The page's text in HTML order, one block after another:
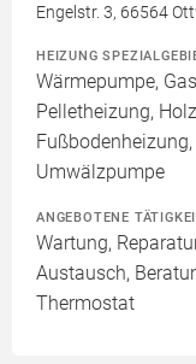
Engelstr. 3, 66564
HEIZUNG
Wärmepumpe,
Pelletheizung,
Umwälzpumpe
ANGEBOTENE
Wartung,
Austausch,
Thermostat